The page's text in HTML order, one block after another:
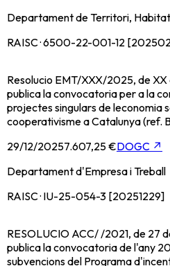
Departament de Territori,
RAISC · 6500-22-001-12
Resolucio EMT/XXX/2025, de
publica la convocatoria per a la
projectes singulars de leconomia
cooperativisme a Catalunya (ref.
29/12/20257.607,25 €DOGC ↗
Departament d'Empresa i Treball
RAISC · IU-25-054-3 [20251229]
RESOLUCIO ACC/ /2021, de 27
publica la convocatoria de l'any
subvencions del Programa